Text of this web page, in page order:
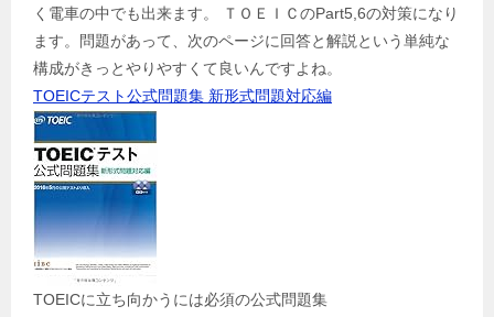
く電車の中でも出来ます。 ＴＯＥＩＣのPart5,6の対策になり
ます。問題があって、次のページに回答と解説という単純な
構成がきっとやりやすくて良いんですよね。
TOEICテスト公式問題集 新形式問題対応編
TOEICに立ち向かうには必須の公式問題集